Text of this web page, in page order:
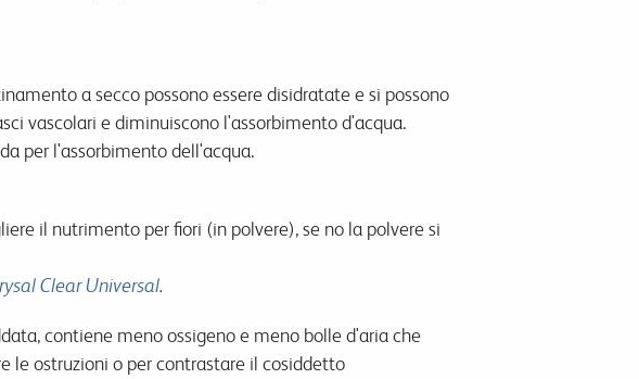
a secco possono essere disidratate e si possono
vascolari e diminuiscono l'assorbimento d'acqua.
per l'assorbimento dell'acqua.
il nutrimento per fiori (in polvere), se no la polvere si
Clear Universal.
contiene meno ossigeno e meno bolle d'aria che
le ostruzioni o per contrastare il cosiddetto